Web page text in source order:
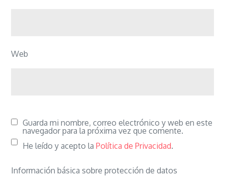
Web
Guarda mi nombre, correo electrónico y web en este
navegador para la próxima vez que comente.
He leído y acepto laPolítica de Privacidad.
Información básica sobre protección de datos